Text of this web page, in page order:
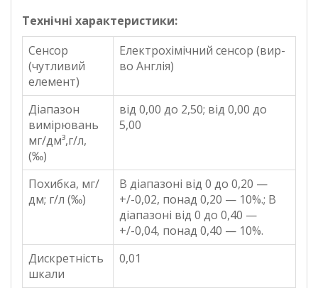
Технічні характеристики:
Сенсор
(чутливий
елемент)
Електрохімічний сенсор (вир-
во Англія)
Діапазон
вимірювань
мг/дм³,г/л,
(‰)
від 0,00 до 2,50; від 0,00 до
5,00
Похибка, мг/
дм; г/л (‰)
В діапазоні від 0 до 0,20 —
+/-0,02, понад 0,20 — 10%.; В
діапазоні від 0 до 0,40 —
+/-0,04, понад 0,40 — 10%.
Дискретність
шкали
0,01